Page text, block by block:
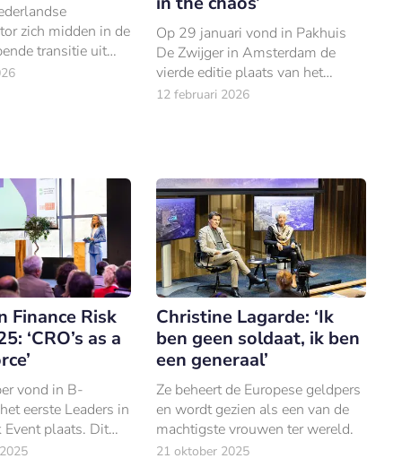
zich midden in de
transitie uit
bevindt, staan
Op 29 januari vond in Pakhuis
De Zwijger in Amsterdam de
vierde editie plaats van het
Sustainable Leaders in Finance-
12 februari 2026
Finance Risk
‘CRO’s as a
vond in B-
eerste Leaders in
Event plaats. Dit
in het teken
Christine Lagarde: ‘Ik
ben geen soldaat, ik ben
een generaal’
Ze beheert de Europese geldpers
en wordt gezien als een van de
machtigste vrouwen ter wereld.
21 oktober 2025